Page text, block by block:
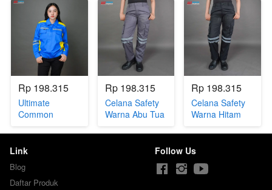
Rp 198.315
Ultimate
Common
kombinasi
Kuning
Rp 198.315
Celana Safety
Warna Abu Tua
Rp 198.315
Celana Safety
Warna Hitam
Link
Blog
Daftar Produk
Follow Us